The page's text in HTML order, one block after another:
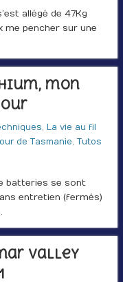
allégé de 47Kg
me pencher sur une
mon
La vie au fil
de Tasmanie Tutos
batteries se sont
entretien (fermés)
Valley